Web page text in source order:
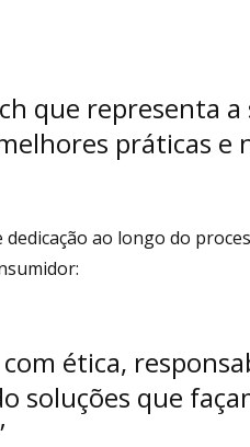
que representa
práticas e
ao longo do
ética,
soluções que